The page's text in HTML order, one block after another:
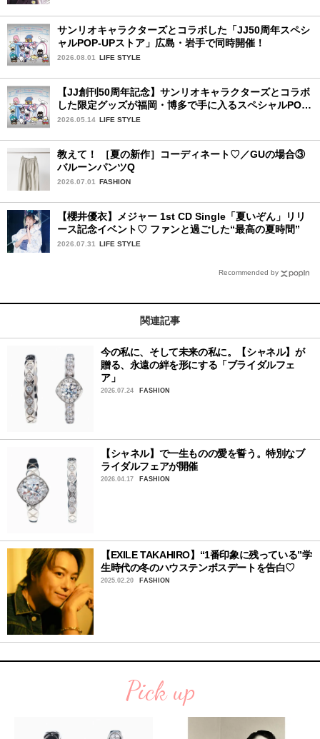
サンリオキャラクターズとコラボした「JJ50周年スペシ
ャルPOP-UPストア」広島・岩手で同時開催！
2026.08.01 LIFE STYLE
【JJ創刊50周年記念】サンリオキャラクターズとコラボ
した限定グッズが福岡・博多で手に入るスペシャルPOP-
UPストア！
2026.05.14 LIFE STYLE
教えて！ ［夏の新作］コーディネート♡／GUの場合③
バルーンパンツQ
2026.07.01 FASHION
【櫻井優衣】メジャー 1st CD Single「夏いぞん」リリ
ース記念イベント♡ ファンと過ごした“最高の夏時間”
2026.07.31 LIFE STYLE
Recommended by
関連記事
今の私に、そして未来の私に。【シャネル】が
贈る、永遠の絆を形にする「ブライダルフェ
ア」
2026.07.24 FASHION
【シャネル】で一生ものの愛を誓う。特別なブ
ライダルフェアが開催
2026.04.17 FASHION
【EXILE TAKAHIRO】“1番印象に残っている”学
生時代の冬のハウステンボスデートを告白♡
2025.02.20 FASHION
Pick up